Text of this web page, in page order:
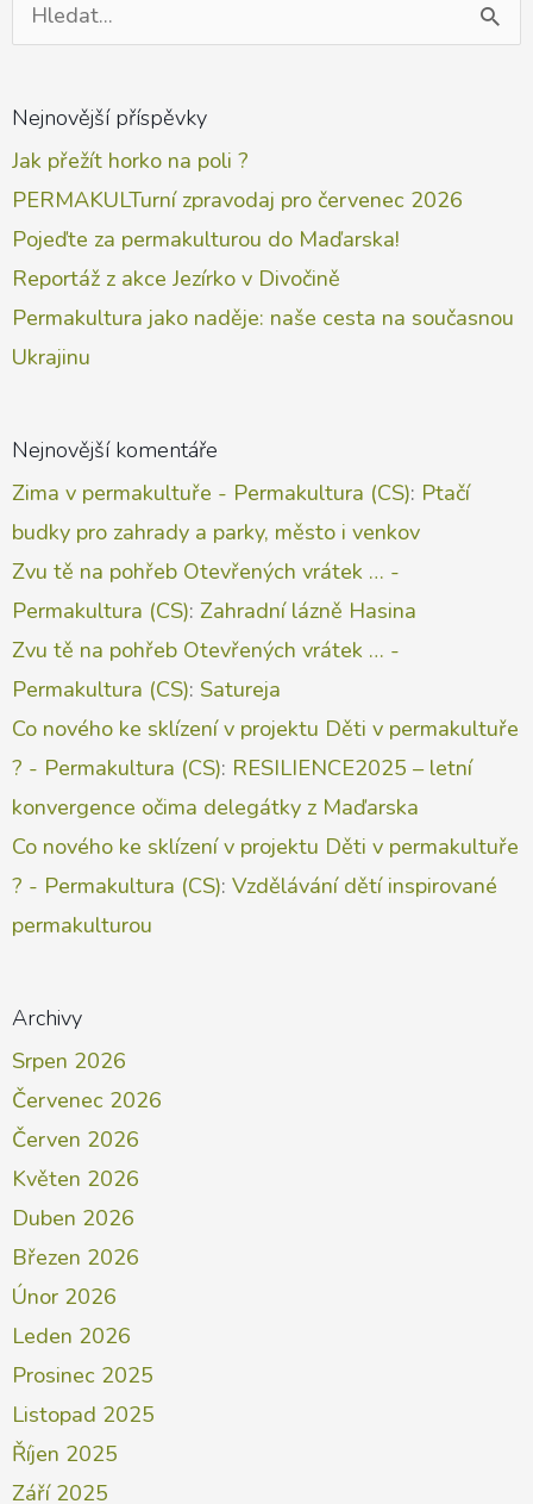
pro:
Nejnovější příspěvky
Jak přežít horko na poli ?
PERMAKULTurní zpravodaj pro červenec 2026
Pojeďte za permakulturou do Maďarska!
Reportáž z akce Jezírko v Divočině
Permakultura jako naděje: naše cesta na současnou
Ukrajinu
Nejnovější komentáře
Zima v permakultuře - Permakultura (CS): Ptačí
budky pro zahrady a parky, město i venkov
Zvu tě na pohřeb Otevřených vrátek … -
Permakultura (CS): Zahradní lázně Hasina
Zvu tě na pohřeb Otevřených vrátek … -
Permakultura (CS): Satureja
Co nového ke sklízení v projektu Děti v permakultuře
? - Permakultura (CS): RESILIENCE2025 – letní
konvergence očima delegátky z Maďarska
Co nového ke sklízení v projektu Děti v permakultuře
? - Permakultura (CS): Vzdělávání dětí inspirované
permakulturou
Archivy
Srpen 2026
Červenec 2026
Červen 2026
Květen 2026
Duben 2026
Březen 2026
Únor 2026
Leden 2026
Prosinec 2025
Listopad 2025
Říjen 2025
Září 2025